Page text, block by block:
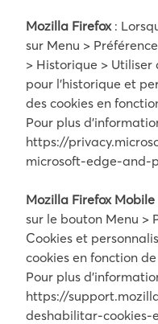
Mozilla Firefox:
sur Menu >
> Historique >
pour l’historique et
des cookies en
Pour plus
https://
microsoft-edge-and-
Mozilla Firefox Mobile
sur le bouton Menu >
Cookies et
cookies en fonction
Pour plus
https://
deshabilitar-